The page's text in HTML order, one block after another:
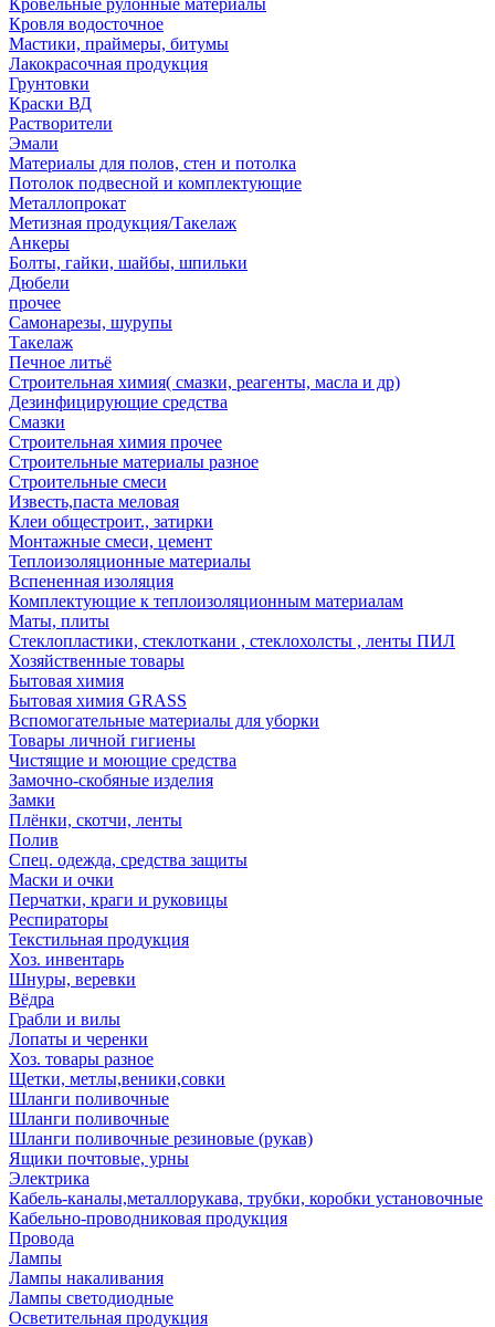
Кровельные рулонные материалы
Кровля водосточное
Мастики, праймеры, битумы
Лакокрасочная продукция
Грунтовки
Краски ВД
Растворители
Эмали
Материалы для полов, стен и потолка
Потолок подвесной и комплектующие
Металлопрокат
Метизная продукция/Такелаж
Анкеры
Болты, гайки, шайбы, шпильки
Дюбели
прочее
Самонарезы, шурупы
Такелаж
Печное литьё
Строительная химия( смазки, реагенты, масла и др)
Дезинфицирующие средства
Смазки
Строительная химия прочее
Строительные материалы разное
Строительные смеси
Известь,паста меловая
Клеи общестроит., затирки
Монтажные смеси, цемент
Теплоизоляционные материалы
Вспененная изоляция
Комплектующие к теплоизоляционным материалам
Маты, плиты
Стеклопластики, стеклоткани , стеклохолсты , ленты ПИЛ
Хозяйственные товары
Бытовая химия
Бытовая химия GRASS
Вспомогательные материалы для уборки
Товары личной гигиены
Чистящие и моющие средства
Замочно-скобяные изделия
Замки
Плёнки, скотчи, ленты
Полив
Спец. одежда, средства защиты
Маски и очки
Перчатки, краги и руковицы
Респираторы
Текстильная продукция
Хоз. инвентарь
Шнуры, веревки
Вёдра
Грабли и вилы
Лопаты и черенки
Хоз. товары разное
Щетки, метлы,веники,совки
Шланги поливочные
Шланги поливочные
Шланги поливочные резиновые (рукав)
Ящики почтовые, урны
Электрика
Кабель-каналы,металлорукава, трубки, коробки установочные
Кабельно-проводниковая продукция
Провода
Лампы
Лампы накаливания
Лампы светодиодные
Осветительная продукция